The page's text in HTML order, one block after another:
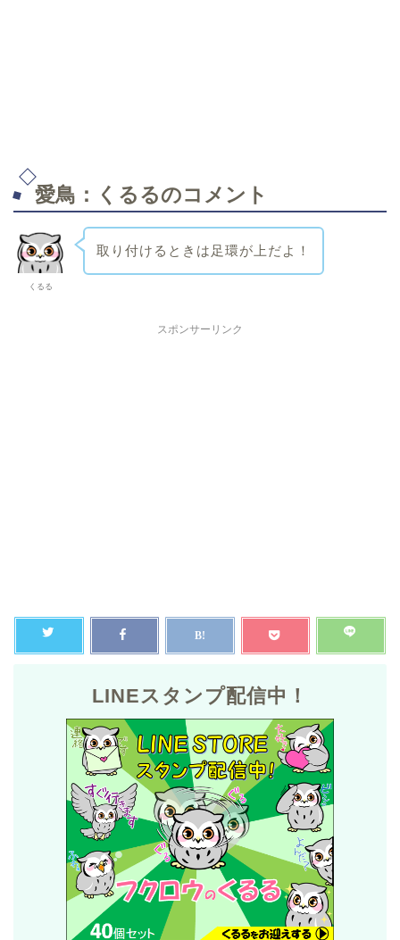
愛鳥：くるるのコメント
くるる
取り付けるときは足環が上だよ！
スポンサーリンク
LINEスタンプ配信中！